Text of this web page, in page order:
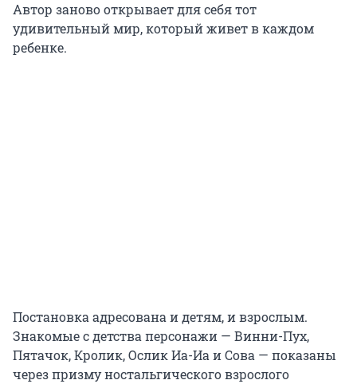
Автор заново открывает для себя тот
удивительный мир, который живет в каждом
ребенке.
Постановка адресована и детям, и взрослым.
Знакомые с детства персонажи — Винни-Пух,
Пятачок, Кролик, Ослик Иа-Иа и Сова — показаны
через призму ностальгического взрослого